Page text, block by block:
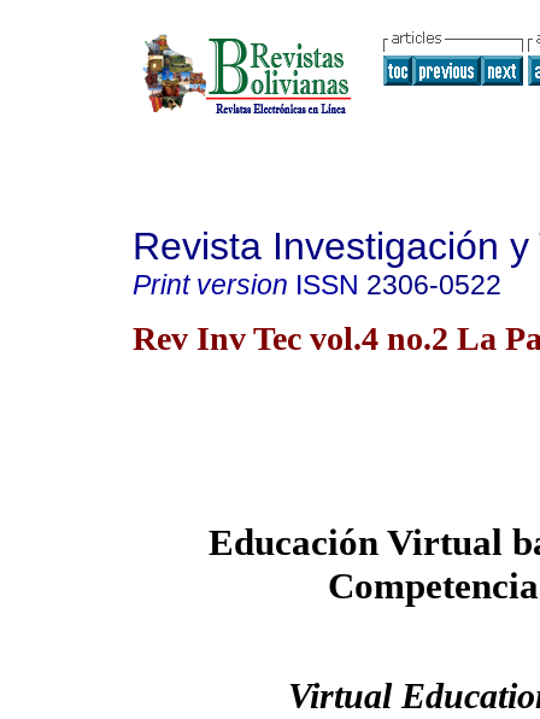
Revista Investigación
Print version ISSN 2306-0522
Rev Inv Tec vol.4 no.2 La
Educación Virtual
Virtual